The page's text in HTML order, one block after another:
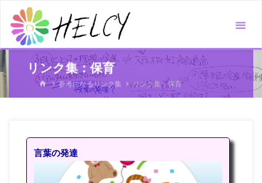
ン
ツ
リンク集：保育
ホ 参考になるリンク集 リンク集：保育
言葉の発達